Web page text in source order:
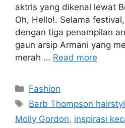
aktris yang dikenal lewat
Oh, Hello!. Selama
dengan tiga penampilan
gaun arsip Armani yang
merah … Read more
Categories
Fashion
Tags
Barb Thompson
Molly Gordon, inspirasi